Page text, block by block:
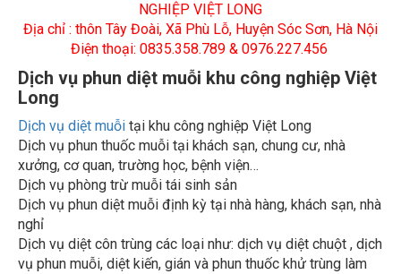
NGHIỆP VIỆT LONG
Địa chỉ : thôn Tây Đoài, Xã Phù Lỗ, Huyện Sóc Sơn, Hà Nội
Điện thoại: 0835.358.789 & 0976.227.456
Dịch vụ phun diệt muỗi khu công nghiệp Việt
Long
Dịch vụ diệt muỗi tại khu công nghiệp Việt Long
Dịch vụ phun thuốc muỗi tại khách sạn, chung cư, nhà
xưởng, cơ quan, trường học, bệnh viện…
Dịch vụ phòng trừ muỗi tái sinh sản
Dịch vụ phun diệt muỗi định kỳ tại nhà hàng, khách sạn, nhà
nghỉ
Dịch vụ diệt côn trùng các loại như: dịch vụ diệt chuột , dịch
vụ phun muỗi, diệt kiến, gián và phun thuốc khử trùng làm